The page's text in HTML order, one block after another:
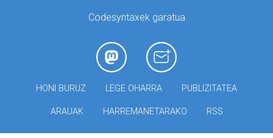
Codesyntaxek garatua
HONI BURUZ LEGE OHARRA PUBLIZITATEA
ARAUAK HARREMANETARAKO RSS